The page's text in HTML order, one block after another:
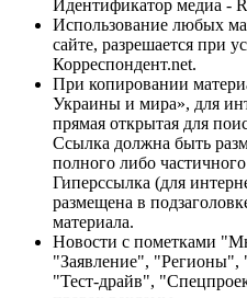
Идентификатор медиа -
Использование любых
сайте, разрешается при
Корреспондент.net.
При копировании
Украины и мира», для
прямая открытая для
Ссылка должна быть
полного либо
Гиперссылка (для
размещена в
материала.
Новости с пометками
"Заявление",
"Тест-драйв",